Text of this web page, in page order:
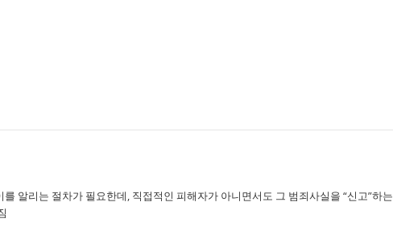
알리는 절차가 필요한데, 직접적인 피해자가 아니면서도 그 범죄사실을 “신고”하는